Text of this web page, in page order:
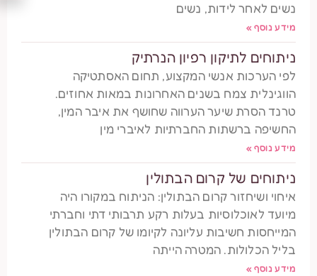
נשים לאחר לידות, נשים
מידע נוסף »
ניתוחים לתיקון רפיון הנרתיק
לפי הערכות אנשי המקצוע, תחום האסתטיקה
הווגינלית צמח בשנים האחרונות במאות אחוזים.
טרנד הסרת שיער הערווה שחושף את איבר המין,
החשיפה ברשתות החברתיות לאיברי מין
מידע נוסף »
ניתוחים של קרום הבתולין
איחוי ושיחזור קרום הבתולין: הניתוח במקורו היה
מיועד לאוכלוסיות בעלות רקע תרבותי דתי וחברתי
המייחסות חשיבות עליונה לקיומו של קרום הבתולין
בליל הכלולות. המטרה הייתה
מידע נוסף »